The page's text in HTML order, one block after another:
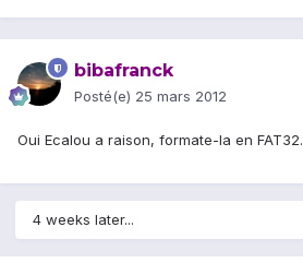
bibafranck
Posté(e) 25 mars 2012
Oui Ecalou a raison, formate-la en FAT32.
4 weeks later...